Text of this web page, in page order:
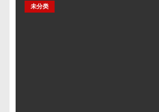
未分类